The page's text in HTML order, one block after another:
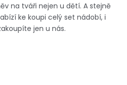
na tváři nejen u dětí. A stejně
ke koupi celý set nádobí, i
jen u nás.